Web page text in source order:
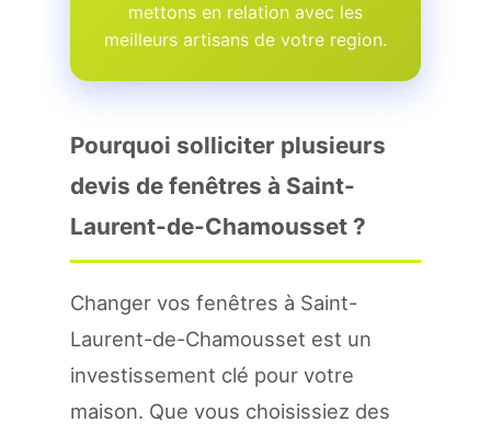
mettons en relation avec les
meilleurs artisans de votre region.
Pourquoi solliciter plusieurs
devis de fenêtres à Saint-
Laurent-de-Chamousset ?
Changer vos fenêtres à Saint-
Laurent-de-Chamousset est un
investissement clé pour votre
maison. Que vous choisissiez des